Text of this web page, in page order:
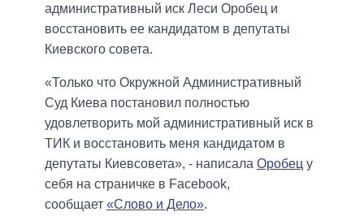
административный иск Леси Оробец и
восстановить ее кандидатом в депутаты
Киевского совета.
«Только что Окружной Административный
Суд Киева постановил полностью
удовлетворить мой административный иск в
ТИК и восстановить меня кандидатом в
депутаты Киевсовета», - написала Оробец у
себя на страничке в Facebook,
сообщает «Слово и Дело».